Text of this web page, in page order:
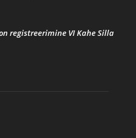
on registreerimine VI Kahe Silla